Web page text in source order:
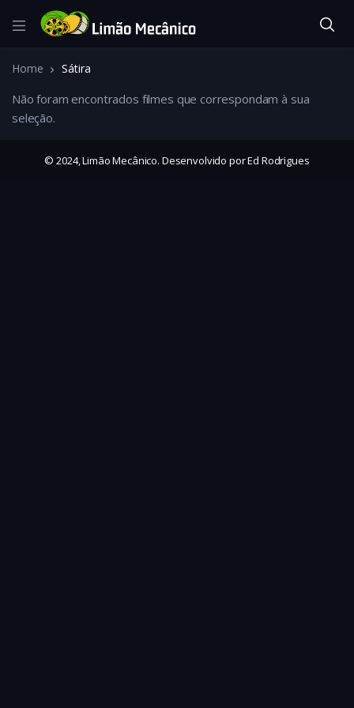
Home Sátira
Não foram encontrados filmes que correspondam à sua
seleção.
© 2024, Limão Mecânico. Desenvolvido por Ed Rodrigues